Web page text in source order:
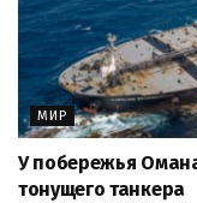
МИР
У побережья
тонущего танкера